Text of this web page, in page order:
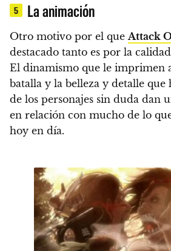
5 La animación
Otro motivo por el queAttack
destacado tanto es por la
El dinamismo que le imprimen
batalla y la belleza y detalle que
de los personajes sin duda dan
en relación con mucho de lo
hoy en día.